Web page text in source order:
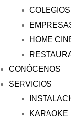
HOME
CONÓCENOS
SERVICIOS
KARAOKE